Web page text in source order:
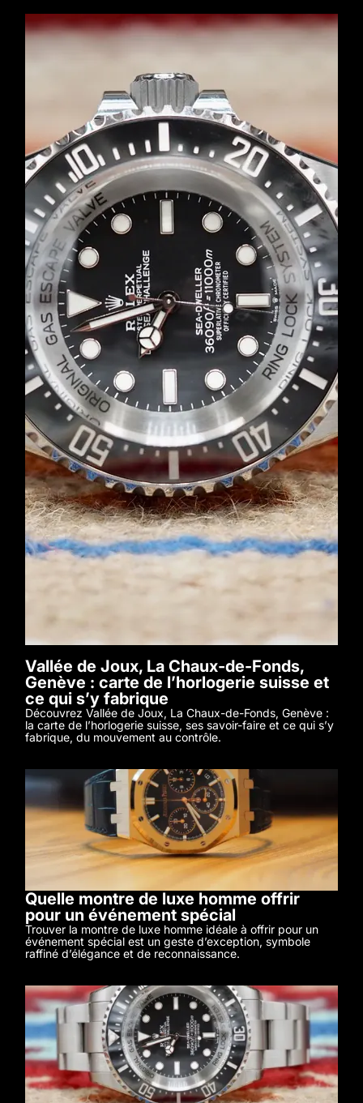
Vallée de Joux, La Chaux-de-Fonds,
Genève : carte de l’horlogerie suisse et
ce qui s’y fabrique
Découvrez Vallée de Joux, La Chaux-de-Fonds, Genève :
la carte de l’horlogerie suisse, ses savoir-faire et ce qui s’y
fabrique, du mouvement au contrôle.
Quelle montre de luxe homme offrir
pour un événement spécial
Trouver la montre de luxe homme idéale à offrir pour un
événement spécial est un geste d’exception, symbole
raffiné d’élégance et de reconnaissance.